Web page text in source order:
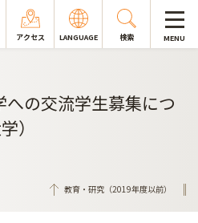
アクセス LANGUAGE 検索 MENU
の交流学生募集につ
）
教育・研究（2019年度以前）